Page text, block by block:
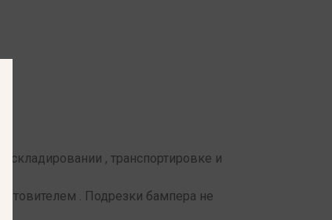
складировании , транспортировке и
. Подрезки бампера не